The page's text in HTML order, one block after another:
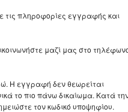
τις πληροφορίες εγγραφής και
μαζί μας στο
Η εγγραφή δεν θεωρείται
το πιο πάνω δικαίωμα. Κατά
τον κωδικό υποψηφίου.